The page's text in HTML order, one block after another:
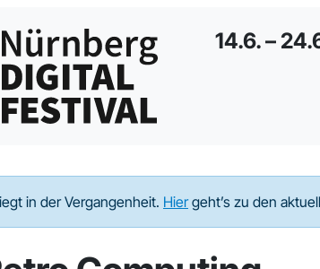
14.6. –
in der Vergangenheit. Hiergeht’s zu den